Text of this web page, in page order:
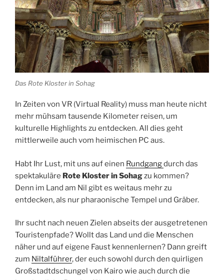
Das Rote Kloster in Sohag
In Zeiten von VR (Virtual Reality) muss man heute nicht
mehr mühsam tausende Kilometer reisen, um
kulturelle Highlights zu entdecken. All dies geht
mittlerweile auch vom heimischen PC aus.
Habt Ihr Lust, mit uns auf einen Rundgangdurch das
spektakuläre Rote Kloster inSohagzu kommen?
Denn im Land am Nil gibt es weitaus mehr zu
entdecken, als nur pharaonische Tempel und Gräber.
Ihr sucht nach neuen Zielen abseits der ausgetretenen
Touristenpfade? Wollt das Land und die Menschen
näher und auf eigene Faust kennenlernen? Dann greift
zum Niltalführer, der euch sowohl durch den quirligen
Großstadtdschungel von Kairowie auch durch die